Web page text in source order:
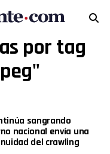
por tag
sangrando
nacional envía una
del crawling